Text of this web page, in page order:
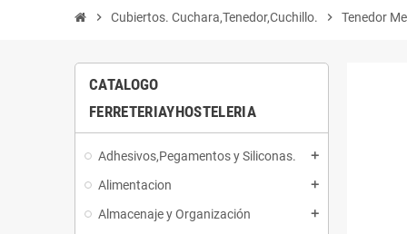
chevron_right Cubiertos. Cuchara,Tenedor,Cuchillo. chevron_right Tenedor
CATALOGO
FERRETERIAYHOSTELERIA
Adhesivos,Pegamentos y Siliconas. add
Alimentacion add
Almacenaje y Organización add